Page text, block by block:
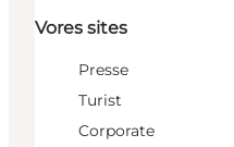
Vores sites
Presse
Turist
Corporate